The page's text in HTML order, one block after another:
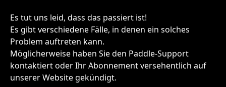
Es tut uns leid, dass das passiert ist!
Es gibt verschiedene Fälle, in denen ein solches
Problem auftreten kann.
Möglicherweise haben Sie den Paddle-Support
kontaktiert oder Ihr Abonnement versehentlich auf
unserer Website gekündigt.